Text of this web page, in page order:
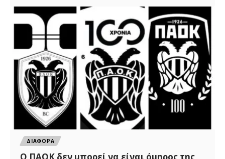
ΔΙΑΦΟΡΑ
Ο ΠΑΟΚ δεν μπορεί να είναι όμηρος της